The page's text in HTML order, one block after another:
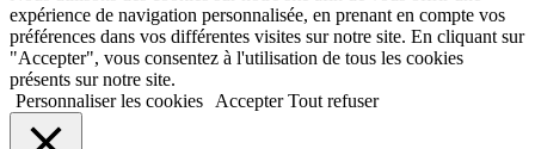
expérience de navigation personnalisée, en prenant en compte vos
préférences dans vos différentes visites sur notre site. En cliquant sur
"Accepter", vous consentez à l'utilisation de tous les cookies
présents sur notre site.
Personnaliser les cookies
Accepter Tout refuser